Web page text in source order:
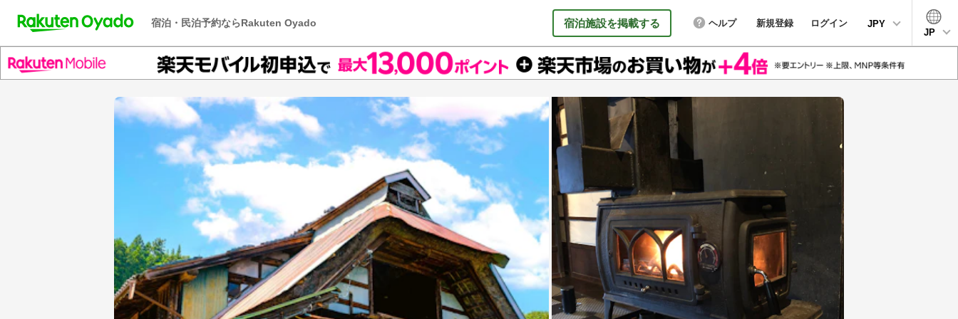
宿泊・民泊予約ならRakuten Oyado 宿泊施設を掲載する ヘルプ 新規登録 ログイン
JPY
JP